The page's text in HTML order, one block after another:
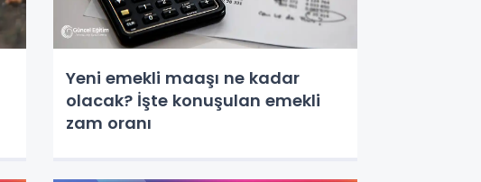
Yeni emekli maaşı ne kadar
olacak? İşte konuşulan emekli
zam oranı